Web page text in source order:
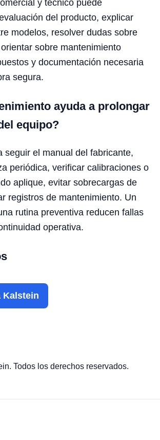
y técnico puede
del producto, explicar
modelos, resolver dudas sobre
sobre mantenimiento
y documentación necesaria
segura.
ayuda a prolongar
equipo?
seguir el manual del fabricante,
periódica, verificar calibraciones o
aplique, evitar sobrecargas de
registros de mantenimiento. Un
rutina preventiva reducen fallas
operativa.
Kalstein
Todos los derechos reservados.